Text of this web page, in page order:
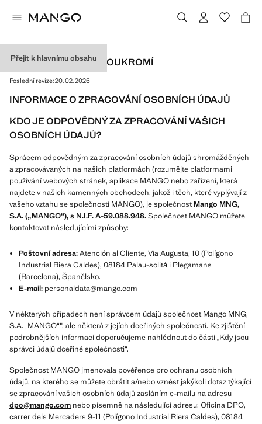
Přejít k hlavnímu obsahu
ZÁSADY OCHRANY SOUKROMÍ
Poslední revize:20. 02. 2026
INFORMACE O ZPRACOVÁNÍ OSOBNÍCH ÚDAJŮ
KDO JE ODPOVĚDNÝ ZA ZPRACOVÁNÍ VAŠICH
OSOBNÍCH ÚDAJŮ?
Sprácem odpovědným za zpracování osobních údajů shromážděných
a zpracovávaných na našich platformách (rozumějte platformami
používání webových stránek, aplikace MANGO nebo zařízení, která
najdete v našich kamenných obchodech, jakož i těch, které vyplývají z
vašeho vztahu se společností MANGO), je společnostMango MNG,
S.A. („MANGO“), s N.I.F. A-59.088.948.Společnost MANGO můžete
kontaktovat následujícími způsoby:
Poštovní adresa:Atención al Cliente, Via Augusta, 10 (Polígono
Industrial Riera Caldes), 08184 Palau-solità i Plegamans
(Barcelona), Španělsko.
E-mail: personaldata@mango.com
V některých případech není správcem údajů společnost Mango MNG,
S.A. „MANGO“", ale některá z jejích dceřiných společností. Ke zjištění
podrobnějších informací doporučujeme nahlédnout do části „Kdy jsou
správci údajů dceřiné společnosti“.
Společnost MANGO jmenovala pověřence pro ochranu osobních
údajů, na kterého se můžete obrátit a/nebo vznést jakýkoli dotaz týkající
se zpracování vašich osobních údajů zasláním e-mailu na adresu
dpo@mango.com nebo písemně na následující adresu: Oficina DPO,
carrer dels Mercaders 9-11 (Polígono Industrial Riera Caldes), 08184